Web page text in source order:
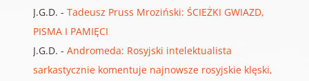
J.G.D. - Tadeusz Pruss Mroziński: ŚCIEŻKI GWIAZD,
PISMA I PAMIĘCI
J.G.D. - Andromeda: Rosyjski intelektualista
sarkastycznie komentuje najnowsze rosyjskie klęski,